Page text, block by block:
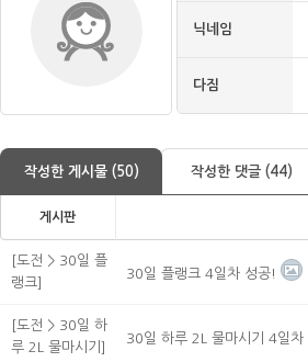
닉네임
다짐
작성한 게시물 (50) 작성한 댓글 (44)
게시판
[도전 > 30일 플
랭크]
30일 플랭크 4일차 성공!
[도전 > 30일 하
루 2L 물마시기]
30일 하루 2L 물마시기 4일차